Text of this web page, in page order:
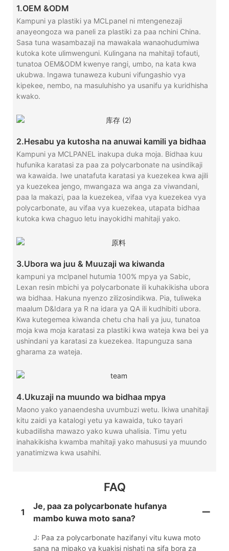
1.OEM &ODM
Kampuni ya plastiki ya MCLpanel ni mtengenezaji
anayeongoza wa paneli za plastiki za paa nchini China.
Sasa tuna wasambazaji na mawakala wanaohudumiwa
kutoka kote ulimwenguni. Kulingana na mahitaji tofauti,
tunatoa OEM&ODM kwenye rangi, umbo, na kata kwa
ukubwa. Ingawa tunaweza kubuni vifungashio vya
kipekee, nembo, na masuluhisho ya usanifu ya kuridhisha
kwako.
2.Hesabu ya kutosha na anuwai kamili ya bidhaa
Kampuni ya MCLPANEL inakupa duka moja. Bidhaa kuu
hufunika karatasi za paa za polycarbonate na usindikaji
wa kawaida. Iwe unatafuta karatasi ya kuezekea kwa ajili
ya kuezekea jengo, mwangaza wa anga za viwandani,
paa la makazi, paa la kuezekea, vifaa vya kuezekea vya
polycarbonate, au vifaa vya kuezekea, utapata bidhaa
kutoka kwa chaguo letu inayokidhi mahitaji yako.
3.Ubora wa juu & Muuzaji wa kiwanda
kampuni ya mclpanel hutumia 100% mpya ya Sabic,
Lexan resin mbichi ya polycarbonate ili kuhakikisha ubora
wa bidhaa. Hakuna nyenzo zilizosindikwa. Pia, tuliweka
maalum D&Idara ya R na idara ya QA ili kudhibiti ubora.
Kwa kutegemea kiwanda chetu cha hali ya juu, tunatoa
moja kwa moja karatasi za plastiki kwa wateja kwa bei ya
ushindani ya karatasi za kuezekea. Itapunguza sana
gharama za wateja.
4.Ukuzaji na muundo wa bidhaa mpya
Maono yako yanaendesha uvumbuzi wetu. Ikiwa unahitaji
kitu zaidi ya katalogi yetu ya kawaida, tuko tayari
kubadilisha mawazo yako kuwa uhalisia. Timu yetu
inahakikisha kwamba mahitaji yako mahususi ya muundo
yanatimizwa kwa usahihi.
FAQ
1
Je, paa za polycarbonate hufanya
mambo kuwa moto sana?
J: Paa za polycarbonate hazifanyi vitu kuwa moto
sana na mipako ya kuakisi nishati na sifa bora za